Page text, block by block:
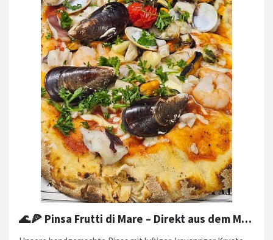
🌊🍕 Pinsa Frutti di Mare – Direkt aus dem Meer auf deinen Teller!